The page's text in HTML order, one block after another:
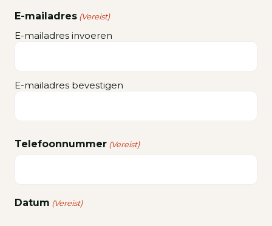
E-mailadres (Vereist)
E-mailadres invoeren
E-mailadres bevestigen
Telefoonnummer (Vereist)
Datum (Vereist)